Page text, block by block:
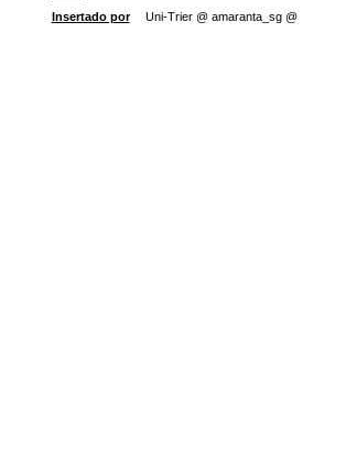
Insertado por
Uni-Trier @ amaranta_sg @